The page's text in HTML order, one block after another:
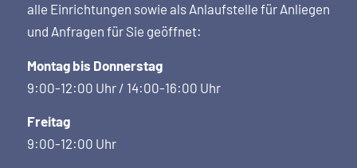
alle Einrichtungen sowie als Anlaufstelle für Anliegen
und Anfragen für Sie geöffnet:
Montag bis Donnerstag
9:00-12:00 Uhr / 14:00-16:00 Uhr
Freitag
9:00-12:00 Uhr